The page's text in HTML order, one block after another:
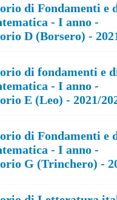
di Fondamenti e
- I anno -
D (Borsero) -
di fondamenti e
- I anno -
E (Leo) - 2021/
di Fondamenti e
- I anno -
G (Trinchero) -